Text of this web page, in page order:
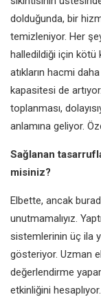
dolduğunda, bir
temizleniyor. Her
halledildiği için kötü
atıkların hacmi
kapasitesi de
toplanması,
anlamına geliyor.
Sağlanan
misiniz?
Elbette, ancak
unutmamalıyız.
sistemlerinin üç ila
gösteriyor. Uzman
değerlendirme
etkinliğini